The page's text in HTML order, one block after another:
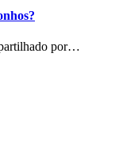
por…